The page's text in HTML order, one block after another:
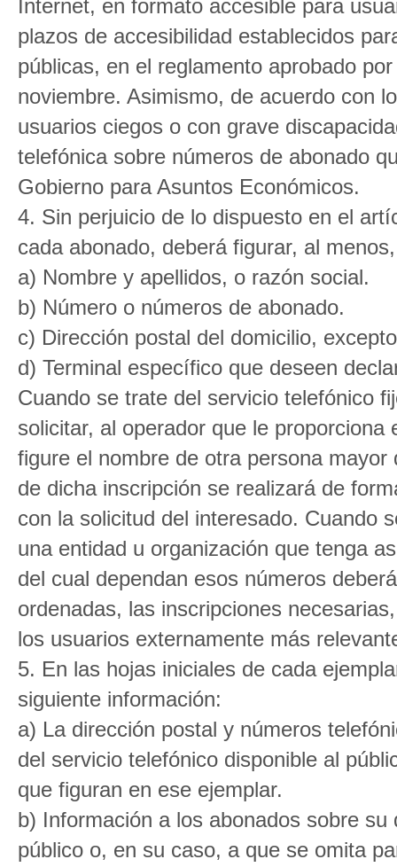
Internet, en formato accesible para
plazos de accesibilidad establecidos
públicas, en el reglamento aprobado
noviembre. Asimismo, de acuerdo con
usuarios ciegos o con grave
telefónica sobre números de abonado
Gobierno para Asuntos Económicos.
4. Sin perjuicio de lo dispuesto en el
cada abonado, deberá figurar, al
a) Nombre y apellidos, o razón social.
b) Número o números de abonado.
c) Dirección postal del domicilio,
d) Terminal específico que deseen
Cuando se trate del servicio telefónico
solicitar, al operador que le
figure el nombre de otra persona
de dicha inscripción se realizará de
con la solicitud del interesado. Cuando
una entidad u organización que tenga
del cual dependan esos números
ordenadas, las inscripciones
los usuarios externamente más
5. En las hojas iniciales de cada
siguiente información:
a) La dirección postal y números
del servicio telefónico disponible al
que figuran en ese ejemplar.
b) Información a los abonados sobre
público o, en su caso, a que se omita